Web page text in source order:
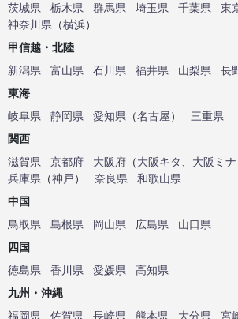
茨城県
栃木県 群馬県 埼玉県 千葉県
東
神奈川県 （横浜）
甲信越・北陸
新潟県
富山県 石川県 福井県 山梨県
長
東海
岐阜県
静岡県 愛知県 （名古屋）
三重県
関西
滋賀県
京都府 大阪府 （大阪キタ 大阪ミナ
兵庫県 （神戸） 奈良県
和歌山県
中国
鳥取県
島根県 岡山県 広島県
山口県
四国
徳島県
香川県 愛媛県
高知県
九州・沖縄
福岡県
佐賀県 長崎県 熊本県 大分県 宮